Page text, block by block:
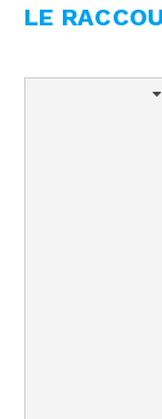
LE